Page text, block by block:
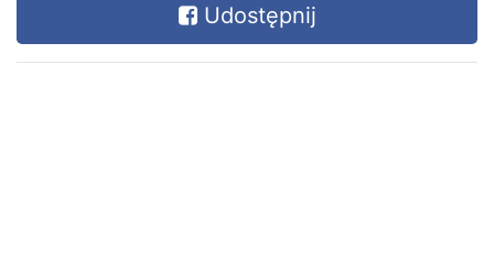
Udostępnij